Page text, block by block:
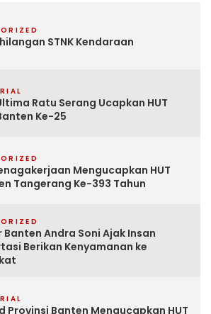
Kehilangan STNK Kendaraan
Ratu Serang Ucapkan HUT
Ke-25
Mengucapkan HUT
Tangerang Ke-393 Tahun
Banten Andra Soni Ajak Insan
Berikan Kenyamanan ke
Banten Mengucapkan HUT